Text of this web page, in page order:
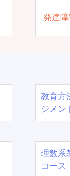
発達
教育方
ジメン
理数系
コース